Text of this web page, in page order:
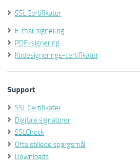
SSL Certifikater
E-mail signering
PDF-signering
Kodesignerings-certifikater
Support
SSL Certifikater
Digitale signaturer
SSLCheck
Ofte stillede spørgsmål
Downloads